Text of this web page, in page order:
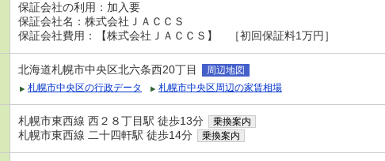
保証会社の利用：加入要
保証会社名：株式会社ＪＡＣＣＳ
保証会社費用：【株式会社ＪＡＣＣＳ】 ［初回保証料1万円］
北海道札幌市中央区北六条西20丁目
周辺地図
札幌市中央区の行政データ
札幌市中央区周辺の家賃相場
札幌市東西線 西２８丁目駅 徒歩13分 乗換案内
札幌市東西線 二十四軒駅 徒歩14分 乗換案内